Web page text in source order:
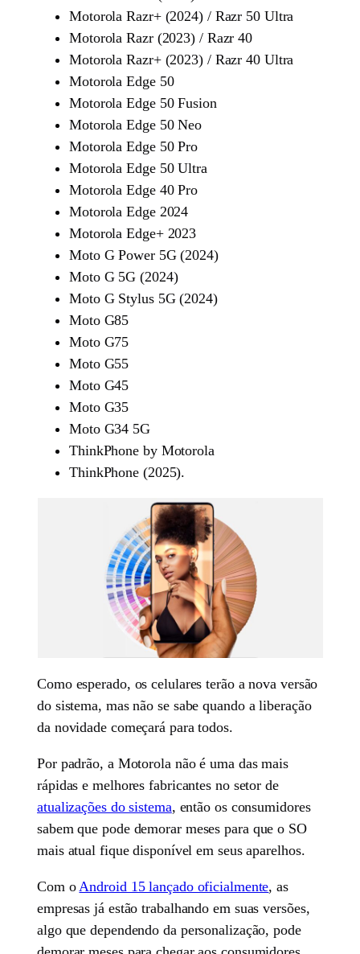
Motorola Razr+ (2024) / Razr 50 Ultra
Motorola Razr (2023) / Razr 40
Motorola Razr+ (2023) / Razr 40 Ultra
Motorola Edge 50
Motorola Edge 50 Fusion
Motorola Edge 50 Neo
Motorola Edge 50 Pro
Motorola Edge 50 Ultra
Motorola Edge 40 Pro
Motorola Edge 2024
Motorola Edge+ 2023
Moto G Power 5G (2024)
Moto G 5G (2024)
Moto G Stylus 5G (2024)
Moto G85
Moto G75
Moto G55
Moto G45
Moto G35
Moto G34 5G
ThinkPhone by Motorola
ThinkPhone (2025).
Como esperado, os celulares terão a nova versão
do sistema, mas não se sabe quando a liberação
da novidade começará para todos.
Por padrão, a Motorola não é uma das mais
rápidas e melhores fabricantes no setor de
atualizações do sistema, então os consumidores
sabem que pode demorar meses para que o SO
mais atual fique disponível em seus aparelhos.
Com o Android 15 lançado oficialmente, as
empresas já estão trabalhando em suas versões,
algo que dependendo da personalização, pode